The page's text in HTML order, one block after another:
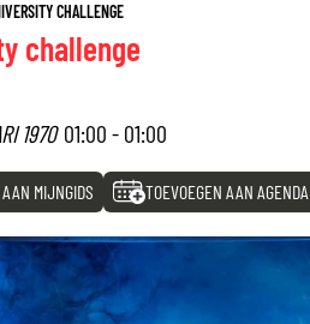
CHALLENGE
challenge
1970 01:00 - 01:00
MIJNGIDS TOEVOEGEN AAN AGENDA